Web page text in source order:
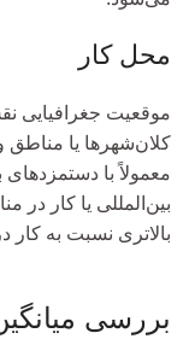
محل کار
موقعیت جغرافیایی
کلان‌شهرها یا مناطق
معمولاً با
بین‌المللی یا کار در
بالاتری نسبت به کار
بررسی